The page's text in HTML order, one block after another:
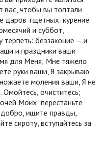
вас, чтобы вы топтали
тщетных: курение
и суббот,
терпеть: беззаконие — и
и праздники ваши
для Меня; Мне тяжело
руки ваши, Я закрываю
моления ваши, Я не
очиститесь;
Моих; перестаньте
добро, ищите правды,
сироту, вступайтесь за